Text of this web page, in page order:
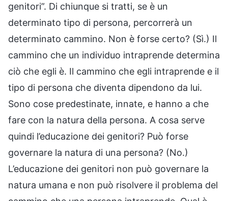
genitori”. Di chiunque si tratti, se è un
determinato tipo di persona, percorrerà un
determinato cammino. Non è forse certo? (Sì.) Il
cammino che un individuo intraprende determina
ciò che egli è. Il cammino che egli intraprende e il
tipo di persona che diventa dipendono da lui.
Sono cose predestinate, innate, e hanno a che
fare con la natura della persona. A cosa serve
quindi l’educazione dei genitori? Può forse
governare la natura di una persona? (No.)
L’educazione dei genitori non può governare la
natura umana e non può risolvere il problema del